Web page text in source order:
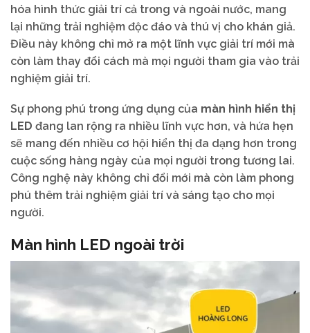
hóa hình thức giải trí cả trong và ngoài nước, mang
lại những trải nghiệm độc đáo và thú vị cho khán giả.
Điều này không chỉ mở ra một lĩnh vực giải trí mới mà
còn làm thay đổi cách mà mọi người tham gia vào trải
nghiệm giải trí.
Sự phong phú trong ứng dụng của màn hình hiển thị
LED đang lan rộng ra nhiều lĩnh vực hơn, và hứa hẹn
sẽ mang đến nhiều cơ hội hiển thị đa dạng hơn trong
cuộc sống hàng ngày của mọi người trong tương lai.
Công nghệ này không chỉ đổi mới mà còn làm phong
phú thêm trải nghiệm giải trí và sáng tạo cho mọi
người.
Màn hình LED ngoài trời